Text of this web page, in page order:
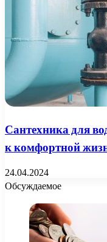
Сантехника для
к комфортной
24.04.2024
Обсуждаемое